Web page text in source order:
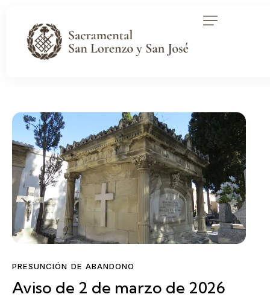
PRESUNCIÓN DE ABANDONO
Aviso de 2 de marzo de 2026